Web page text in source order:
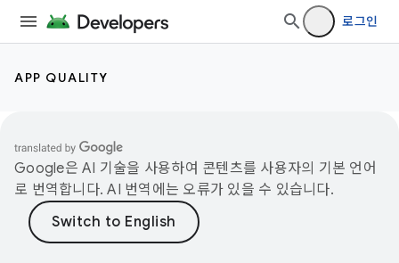
로그인
APP QUALITY
Google은 AI 기술을 사용하여 콘텐츠를 사용자의 기본 언어
로 번역합니다. AI 번역에는 오류가 있을 수 있습니다.